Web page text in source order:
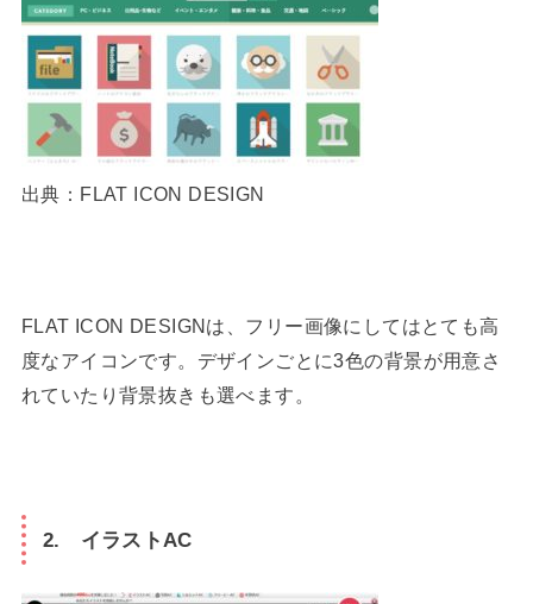
出典：FLAT ICON DESIGN
FLAT ICON DESIGNは、フリー画像にしてはとても高
度なアイコンです。デザインごとに3色の背景が用意さ
れていたり背景抜きも選べます。
2. イラストAC